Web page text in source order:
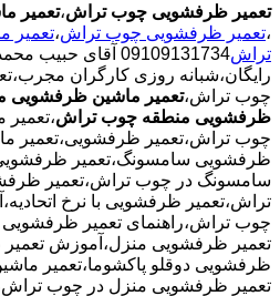
تعمیر ظرفشویی چوب تراش،تعمیر
،تعمیر ظرفشویی چوب تراش،تعمیر
تراش
09109131734 آقای
رایگان،شبانه روزی کارگران
چوب تراش،تعمیر ماشین ظرفشویی
ظرفشویی منطقه چوب تراش
چوب تراش،تعمیر ظرفشویی،تعمیر
ظرفشویی سامسونگ،تعمیر
سامسونگ در چوب تراش،تعمیر
تراش،تعمیر ظرفشویی با نرخ
چوب تراش،راهنمای تعمیر
تعمیر ظرفشویی منزل،آموزش تعمیر
ظرفشویی دوقلو پاکشوما،تعمیر
تعمیر ظرفشویی منزل در چوب